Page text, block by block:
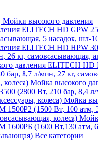
Мойки высокого давления
ELITECH HD GPW
5 насадок, шл-
ELITECH HD HPW
26 кг, самовсасывающая,
давления ELITECH HD
бар, 8,7 л/мин, 27 кг,
колеса) Мойка высокого
(2800 Вт, 210 бар, 8,4 л/
колеса) Мойка
1500P2 (1500 Вт, 100 атм,
колеса)
1600РБ (1600 Вт,130 атм,
Все категории